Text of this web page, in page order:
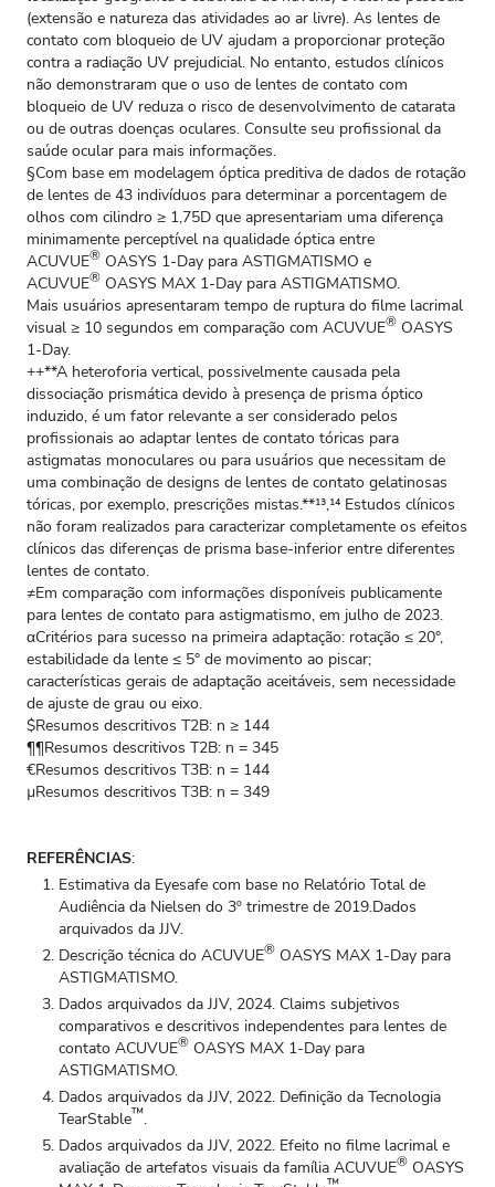
(extensão e natureza das atividades ao ar livre). As lentes de
contato com bloqueio de UV ajudam a proporcionar proteção
contra a radiação UV prejudicial. No entanto, estudos clínicos
não demonstraram que o uso de lentes de contato com
bloqueio de UV reduza o risco de desenvolvimento de catarata
ou de outras doenças oculares. Consulte seu profissional da
saúde ocular para mais informações.
§Com base em modelagem óptica preditiva de dados de rotação
de lentes de 43 indivíduos para determinar a porcentagem de
olhos com cilindro ≥ 1,75D que apresentariam uma diferença
minimamente perceptível na qualidade óptica entre
ACUVUE® OASYS 1‑Day para ASTIGMATISMO e
ACUVUE® OASYS MAX 1‑Day para ASTIGMATISMO.
Mais usuários apresentaram tempo de ruptura do filme lacrimal
visual ≥ 10 segundos em comparação com ACUVUE® OASYS
1‑Day.
++**A heteroforia vertical, possivelmente causada pela
dissociação prismática devido à presença de prisma óptico
induzido, é um fator relevante a ser considerado pelos
profissionais ao adaptar lentes de contato tóricas para
astigmatas monoculares ou para usuários que necessitam de
uma combinação de designs de lentes de contato gelatinosas
tóricas, por exemplo, prescrições mistas.**¹³,¹⁴ Estudos clínicos
não foram realizados para caracterizar completamente os efeitos
clínicos das diferenças de prisma base‑inferior entre diferentes
lentes de contato.
≠Em comparação com informações disponíveis publicamente
para lentes de contato para astigmatismo, em julho de 2023.
αCritérios para sucesso na primeira adaptação: rotação ≤ 20°,
estabilidade da lente ≤ 5° de movimento ao piscar;
características gerais de adaptação aceitáveis, sem necessidade
de ajuste de grau ou eixo.
$Resumos descritivos T2B: n ≥ 144
¶¶Resumos descritivos T2B: n = 345
€Resumos descritivos T3B: n = 144
µResumos descritivos T3B: n = 349
REFERÊNCIAS:
Estimativa da Eyesafe com base no Relatório Total de
Audiência da Nielsen do 3º trimestre de 2019.Dados
arquivados da JJV.
Descrição técnica do ACUVUE® OASYS MAX 1‑Day para
ASTIGMATISMO.
Dados arquivados da JJV, 2024. Claims subjetivos
comparativos e descritivos independentes para lentes de
contato ACUVUE® OASYS MAX 1‑Day para
ASTIGMATISMO.
Dados arquivados da JJV, 2022. Definição da Tecnologia
TearStable™.
Dados arquivados da JJV, 2022. Efeito no filme lacrimal e
avaliação de artefatos visuais da família ACUVUE® OASYS